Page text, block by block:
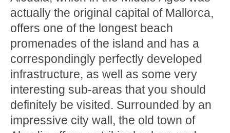
actually the original capital of Mallorca,
offers one of the longest beach
promenades of the island and has a
correspondingly perfectly developed
infrastructure, as well as some very
interesting sub-areas that you should
definitely be visited. Surrounded by an
impressive city wall, the old town of